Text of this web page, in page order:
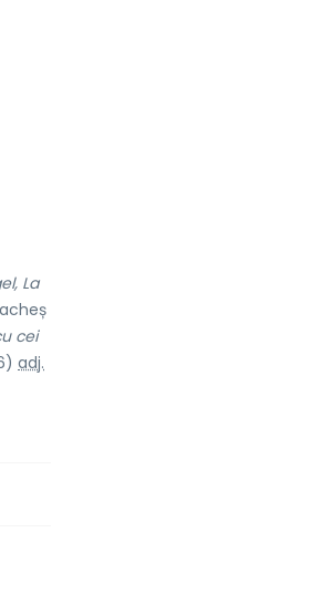
La
cei
adj.